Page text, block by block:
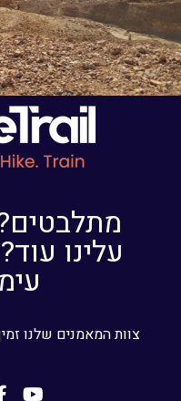
עלינו
צוות המאמנים שלנו